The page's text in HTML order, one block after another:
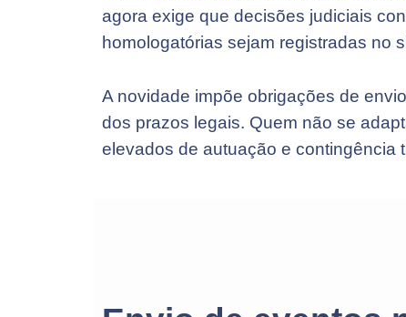
agora exige que decisões judiciais
homologatórias sejam registradas no
A novidade impõe obrigações de
dos prazos legais. Quem não se
elevados de autuação e contingência